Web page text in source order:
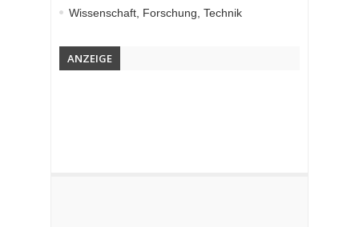
Wissenschaft, Forschung, Technik
ANZEIGE